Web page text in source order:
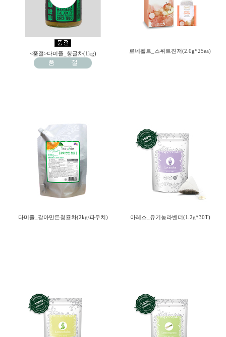
<품절>다미즐_청귤차(1kg) 로네펠트_스위트진저(2.0g*25ea)
다미즐_갈아만든청귤차(2kg/파우치) 아레스_유기농라벤더(1.2g*30T)